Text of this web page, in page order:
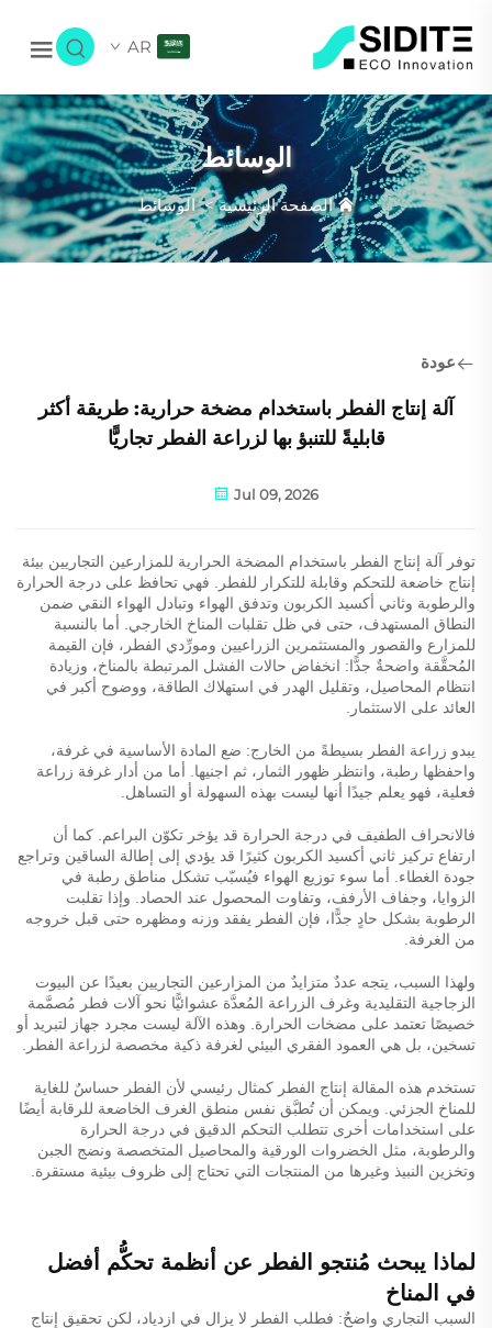
AR
الوسائط
الصفحة الرئيسية>الوسائط
عودة
آلة إنتاج الفطر باستخدام مضخة حرارية: طريقة أكثر
قابليةً للتنبؤ بها لزراعة الفطر تجاريًّا
Jul 09, 2026
توفر آلة إنتاج الفطر باستخدام المضخة الحرارية للمزارعين التجاريين بيئة
إنتاج خاضعة للتحكم وقابلة للتكرار للفطر. فهي تحافظ على درجة الحرارة
والرطوبة وثاني أكسيد الكربون وتدفق الهواء وتبادل الهواء النقي ضمن
النطاق المستهدف، حتى في ظل تقلبات المناخ الخارجي. أما بالنسبة
للمزارع والقصور والمستثمرين الزراعيين ومورِّدي الفطر، فإن القيمة
المُحقَّقة واضحةٌ جدًّا: انخفاض حالات الفشل المرتبطة بالمناخ، وزيادة
انتظام المحاصيل، وتقليل الهدر في استهلاك الطاقة، ووضوح أكبر في
العائد على الاستثمار.
يبدو زراعة الفطر بسيطةً من الخارج: ضع المادة الأساسية في غرفة،
واحفظها رطبة، وانتظر ظهور الثمار، ثم اجنيها. أما من أدار غرفة زراعة
فعلية، فهو يعلم جيدًا أنها ليست بهذه السهولة أو التساهل.
فالانحراف الطفيف في درجة الحرارة قد يؤخر تكوّن البراعم. كما أن
ارتفاع تركيز ثاني أكسيد الكربون كثيرًا قد يؤدي إلى إطالة الساقين وتراجع
جودة الغطاء. أما سوء توزيع الهواء فيُسبّب تشكل مناطق رطبة في
الزوايا، وجفاف الأرفف، وتفاوت المحصول عند الحصاد. وإذا تقلبت
الرطوبة بشكل حادٍ جدًّا، فإن الفطر يفقد وزنه ومظهره حتى قبل خروجه
من الغرفة.
ولهذا السبب، يتجه عددٌ متزايدٌ من المزارعين التجاريين بعيدًا عن البيوت
الزجاجية التقليدية وغرف الزراعة المُعدَّة عشوائيًّا نحو آلات فطر مُصمَّمة
خصيصًا تعتمد على مضخات الحرارة. وهذه الآلة ليست مجرد جهاز لتبريد أو
تسخين، بل هي العمود الفقري البيئي لغرفة ذكية مخصصة لزراعة الفطر.
تستخدم هذه المقالة إنتاج الفطر كمثال رئيسي لأن الفطر حساسٌ للغاية
للمناخ الجزئي. ويمكن أن تُطبَّق نفس منطق الغرف الخاضعة للرقابة أيضًا
على استخدامات أخرى تتطلب التحكم الدقيق في درجة الحرارة
والرطوبة، مثل الخضروات الورقية والمحاصيل المتخصصة ونضج الجبن
وتخزين النبيذ وغيرها من المنتجات التي تحتاج إلى ظروف بيئية مستقرة.
لماذا يبحث مُنتجو الفطر عن أنظمة تحكُّم أفضل
في المناخ
السبب التجاري واضحٌ: فطلب الفطر لا يزال في ازدياد، لكن تحقيق إنتاجٍ